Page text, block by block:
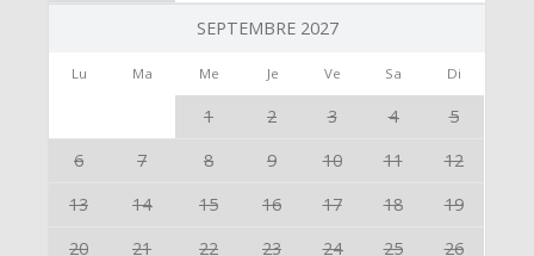
SEPTEMBRE 2027
Lu Ma Me Je Ve Sa Di
1 2 3 4
5
6
7 8 9 10 11
12
13
14 15 16 17 18
19
20
21 22 23 24 25
26